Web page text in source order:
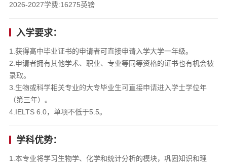
2026-2027学费:16275英镑
入学要求：
1.获得高中毕业证书的申请者可直接申请入学大学一年级。
2.申请者拥有其他学术、职业、专业等同等资格的证书也有机会被
录取。
3.生物或科学相关专业的大专毕业生可直接申请进入学士学位年
（第三年）。
4.IELTS 6.0，单项不低于5.5。
学科优势：
1.本专业将学习生物学、化学和统计分析的模块，巩固知识和理